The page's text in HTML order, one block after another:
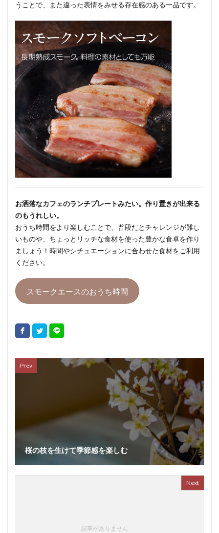
うことで、また違った表情をみせる存在感のある一品です。
お洒落なカフェのランチプレートみたい。作り置きが出来る
のもうれしい。
おうち時間をより楽しむことで、普段だとチャレンジが難し
いものや、ちょっとリッチな食材を使った豊かな食卓を作り
ましょう！時間やシチュエーションに合わせた食材をご利用
ください。
スモークエースのおうち時間
Prev
桜の枝を生けて季節感を楽しむ
Next
記事がありません